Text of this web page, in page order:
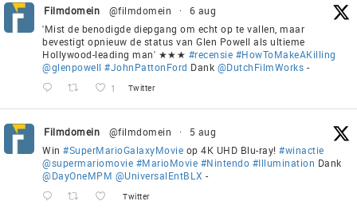
Filmdomein @filmdomein ·
6 aug
'Mist de benodigde diepgang om echt op te vallen, maar
bevestigt opnieuw de status van Glen Powell als ultieme
Hollywood-leading man' ★★★ #recensie #HowToMakeAKilling
@glenpowell #JohnPattonFord Dank @DutchFilmWorks -
1 Twitter
Filmdomein @filmdomein ·
5 aug
Win #SuperMarioGalaxyMovie op 4K UHD Blu-ray! #winactie
@supermariomovie #MarioMovie #Nintendo #Illumination Dank
@DayOneMPM @UniversalEntBLX -
Twitter